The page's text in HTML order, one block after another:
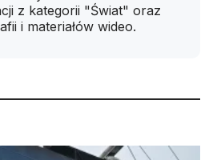
z kategorii "Świat" oraz
i materiałów wideo.